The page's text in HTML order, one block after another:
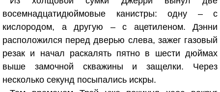
восемнадцатидюймовые канистры: одну – с
кислородом, а другую – с ацетиленом. Дэнни
расположился перед дверью слева, зажег газовый
резак и начал раскалять пятно в шести дюймах
выше замочной скважины и защелки. Через
несколько секунд посыпались искры.